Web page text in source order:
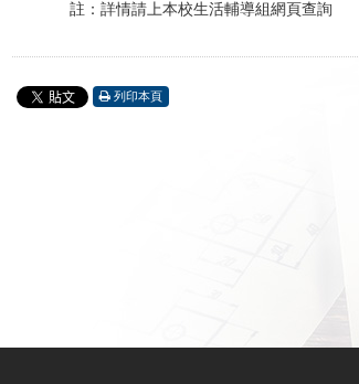
註： 詳情請上本校生活輔導組網頁查詢
列印本頁